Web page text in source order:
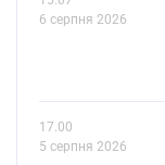
6 серпня 2026
17.00
5 серпня 2026